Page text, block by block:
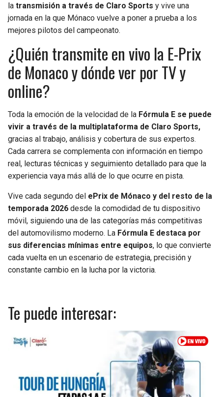
la transmisión a través de Claro Sports y vive una
jornada en la que Mónaco vuelve a poner a prueba a los
mejores pilotos del campeonato.
¿Quién transmite en vivo la E-Prix
de Monaco y dónde ver por TV y
online?
Toda la emoción de la velocidad de la Fórmula E se puede
vivir a través de la multiplataforma de Claro Sports,
gracias al trabajo, análisis y cobertura de sus expertos.
Cada carrera se complementa con información en tiempo
real, lecturas técnicas y seguimiento detallado para que la
experiencia vaya más allá de lo que ocurre en pista.
Vive cada segundo del ePrix de Mónaco y del resto de la
temporada 2026 desde la comodidad de tu dispositivo
móvil, siguiendo una de las categorías más competitivas
del automovilismo moderno. La Fórmula E destaca por
sus diferencias mínimas entre equipos, lo que convierte
cada vuelta en un escenario de estrategia, precisión y
constante cambio en la lucha por la victoria.
Te puede interesar: